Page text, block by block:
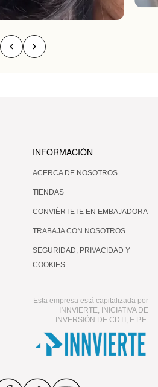
INFORMACIÓN
ACERCA DE NOSOTROS
TIENDAS
CONVIÉRTETE EN EMBAJADORA
TRABAJA CON NOSOTROS
SEGURIDAD, PRIVACIDAD Y
COOKIES
Esta empresa está capitalizada por
INNVIERTE, INICIATIVA DE
INVERSIÓN DE CDTI, E.P.E.